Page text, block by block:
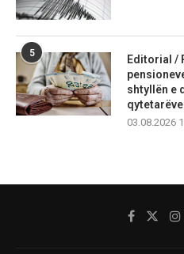
5
Editorial /
shtyllën e
03.08.2026